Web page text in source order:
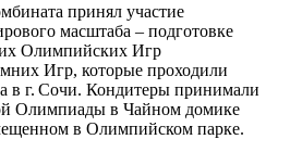
принял участие
масштаба – ​подготовке
Олимпийских Игр
Игр, которые проходили
в г. Сочи. Кондитеры принимали
Олимпиады в Чайном домике
в Олимпийском парке.